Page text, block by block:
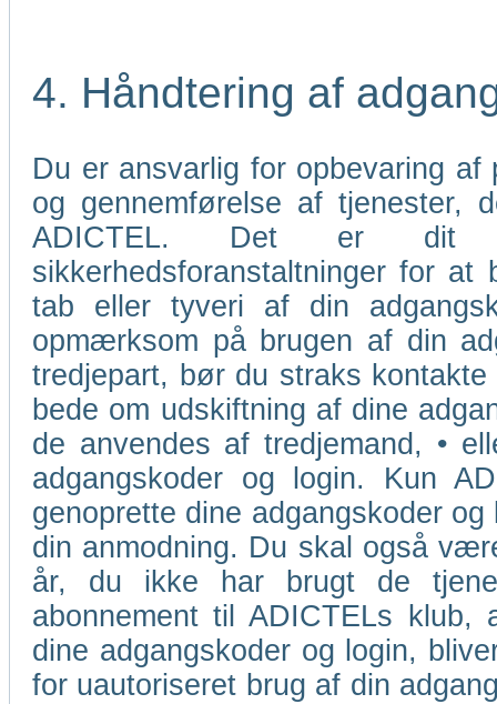
4. Håndtering af
Du er ansvarlig for opbevaring
og gennemførelse af tjenester,
ADICTEL. Det er dit
sikkerhedsforanstaltninger for
tab eller tyveri af din
opmærksom på brugen af din
tredjepart, bør du straks
bede om udskiftning af dine
de anvendes af tredjemand, •
adgangskoder og login. Kun
genoprette dine adgangskoder
din anmodning. Du skal også
år, du ikke har brugt de
abonnement til ADICTELs klub,
dine adgangskoder og login,
for uautoriseret brug af din